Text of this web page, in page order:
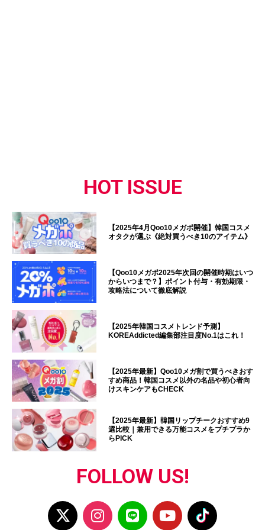
HOT ISSUE
【2025年4月Qoo10メガポ開催】韓国コスメ
オタクが選ぶ《絶対買うべき10のアイテム》
【Qoo10メガポ2025年次回の開催時期はいつ
からいつまで？】ポイント付与・有効期限・
攻略法について徹底解説
【2025年韓国コスメトレンド予測】
KOREAddicted編集部注目度No.1はこれ！
【2025年最新】Qoo10メガ割で買うべきおす
すめ商品！韓国コスメ以外の名品や初心者向
けスキンケアもCHECK
【2025年最新】韓国リップチークおすすめ9
選比較｜兼用できる万能コスメをプチプラか
らPICK
FOLLOW US!